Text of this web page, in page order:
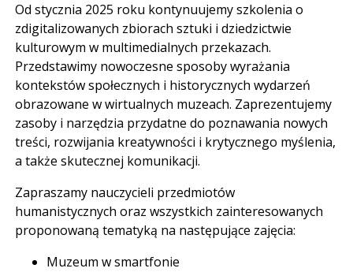
Od stycznia 2025 roku kontynuujemy szkolenia o
zdigitalizowanych zbiorach sztuki i dziedzictwie
kulturowym w multimedialnych przekazach.
Przedstawimy nowoczesne sposoby wyrażania
kontekstów społecznych i historycznych wydarzeń
obrazowane w wirtualnych muzeach. Zaprezentujemy
zasoby i narzędzia przydatne do poznawania nowych
treści, rozwijania kreatywności i krytycznego myślenia,
a także skutecznej komunikacji.
Zapraszamy nauczycieli przedmiotów
humanistycznych oraz wszystkich zainteresowanych
proponowaną tematyką na następujące zajęcia:
Muzeum w smartfonie